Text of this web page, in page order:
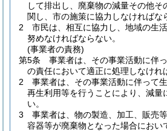
して排出し、廃棄物の減量その他そ
関し、市の施策に協力しなければな
2
市民は、相互に協力し、地域の生
努めなければならない。
(事業者の責務)
第5条
事業者は、その事業活動に伴
の責任において適正に処理しなけれ
2
事業者は、その事業活動に伴って
再生利用等を行うことにより、減量
い。
3
事業者は、物の製造、加工、販売
容器等が廃棄物となった場合におい